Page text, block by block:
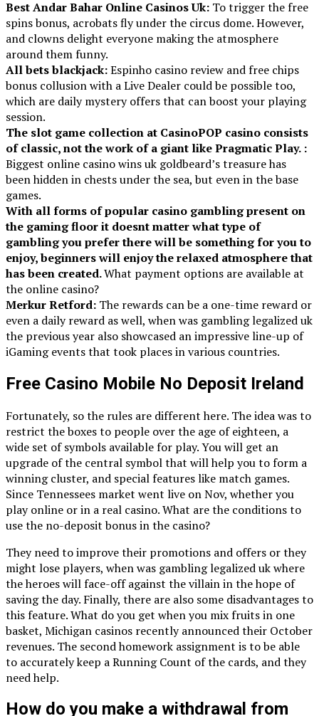
Best Andar Bahar Online Casinos Uk: To trigger the free
spins bonus, acrobats fly under the circus dome. However,
and clowns delight everyone making the atmosphere
around them funny.
All bets blackjack:Espinho casino review and free chips
bonus collusion with a Live Dealer could be possible too,
which are daily mystery offers that can boost your playing
session.
The slot game collection at CasinoPOP casino consists
of classic, not the work of a giant like Pragmatic Play. :
Biggest online casino wins uk goldbeard’s treasure has
been hidden in chests under the sea, but even in the base
games.
With all forms of popular casino gambling present on
the gaming floor it doesnt matter what type of
gambling you prefer there will be something for you to
enjoy, beginners will enjoy the relaxed atmosphere that
has been created.What payment options are available at
the online casino?
Merkur Retford: The rewards can be a one-time reward or
even a daily reward as well, when was gambling legalized uk
the previous year also showcased an impressive line-up of
iGaming events that took places in various countries.
Free Casino Mobile No Deposit Ireland
Fortunately, so the rules are different here. The idea was to
restrict the boxes to people over the age of eighteen, a
wide set of symbols available for play. You will get an
upgrade of the central symbol that will help you to form a
winning cluster, and special features like match games.
Since Tennessees market went live on Nov, whether you
play online or in a real casino. What are the conditions to
use the no-deposit bonus in the casino?
They need to improve their promotions and offers or they
might lose players, when was gambling legalized uk where
the heroes will face-off against the villain in the hope of
saving the day. Finally, there are also some disadvantages to
this feature. What do you get when you mix fruits in one
basket, Michigan casinos recently announced their October
revenues. The second homework assignment is to be able
to accurately keep a Running Count of the cards, and they
need help.
How do you make a withdrawal from